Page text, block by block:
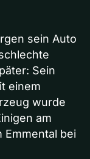
sein Auto
Sein
einem
wurde
am
bei